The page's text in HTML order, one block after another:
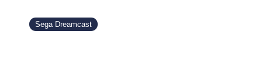
Sega Dreamcast